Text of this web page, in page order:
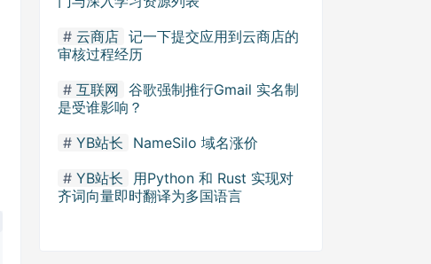
云商店 记一下提交应用到云商店的
审核过程经历
互联网 谷歌强制推行Gmail 实名制
是受谁影响？
YB站长
NameSilo 域名涨价
YB站长
用Python 和 Rust 实现对
齐词向量即时翻译为多国语言